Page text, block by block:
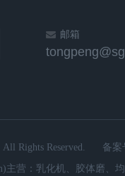
邮箱
Rights Reserved.
备案
主营：乳化机、胶体磨